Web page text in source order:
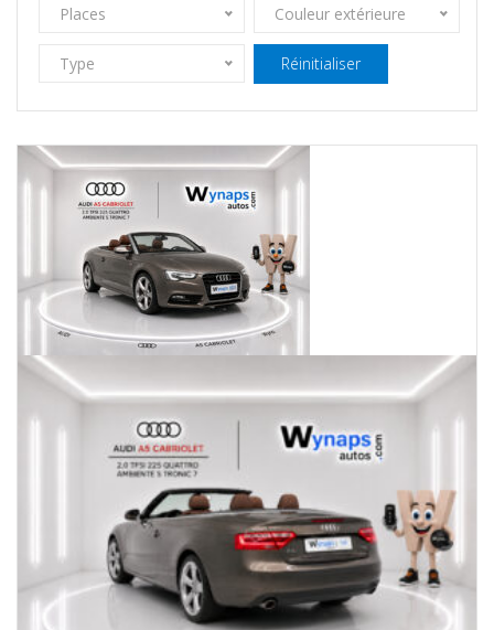
Places Couleur extérieure
Type Réinitialiser